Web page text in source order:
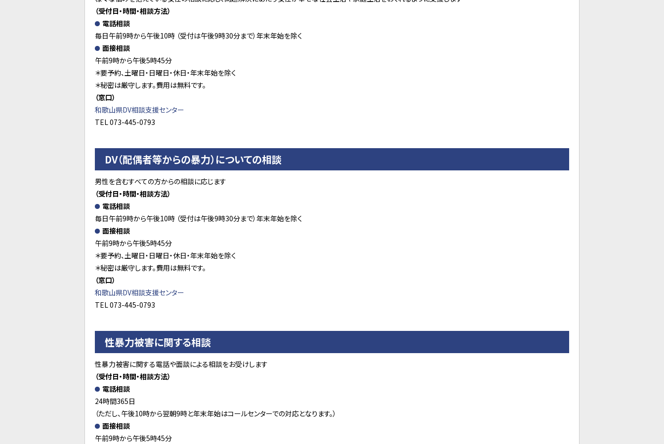
（受付日・時間・相談方法）
電話相談
毎日午前9時から午後10時 （受付は午後9時30分まで）年末年始を除く
面接相談
午前9時から午後5時45分
＊要予約、土曜日・日曜日・休日・年末年始を除く
＊秘密は厳守します。費用は無料です。
（窓口）
和歌山県DV相談支援センター
TEL 073-445-0793
DV（配偶者等からの暴力）についての相談
男性を含むすべての方からの相談に応じます
（受付日・時間・相談方法）
電話相談
毎日午前9時から午後10時 （受付は午後9時30分まで）年末年始を除く
面接相談
午前9時から午後5時45分
＊要予約、土曜日・日曜日・休日・年末年始を除く
＊秘密は厳守します。費用は無料です。
（窓口）
和歌山県DV相談支援センター
TEL 073-445-0793
性暴力被害に関する相談
性暴力被害に関する電話や面談による相談をお受けします
（受付日・時間・相談方法）
電話相談
24時間365日
（ただし、午後10時から翌朝9時と年末年始はコールセンターでの対応となります。）
面接相談
午前9時から午後5時45分